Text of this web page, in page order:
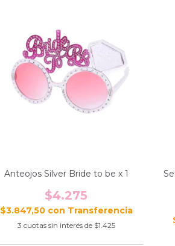
Anteojos Silver Bride to be x 1
$4.275
$3.847,50 con
3 cuotas sin interés de $1.425